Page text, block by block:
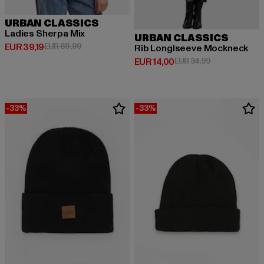
URBAN CLASSICS
Ladies Sherpa Mix
EUR 39,19
Derzeitiger Preis: EUR 39,19
EUR 69,99Aktionspreis: EUR 69,99
URBAN CLASSICS
Rib Longlseeve Mockneck
EUR 14,00
Derzeitiger Preis: EUR 14,00
EUR 34,99Aktionspreis:
-33% -33%